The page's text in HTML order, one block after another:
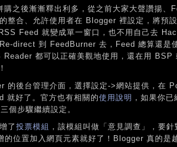
之後漸漸釋出利多，從之前大家大聲讚揚、
整合、允許使用者在 Blogger 裡設定，將預
Feed 就變成單一窗口，也不用自己去
direct 到 FeedBurner 去，Feed 總算還是
都可以正確美觀地使用，還在用 BSP
的後台管理介面，選擇設定->網站提供，在
就好了。官方也有相關的使用說明 ，如果你
個步驟繼續設定。
了投票模組 ，該模組叫做「意見調查」，要
位置加入網頁元素就好了！Blogger 真的是